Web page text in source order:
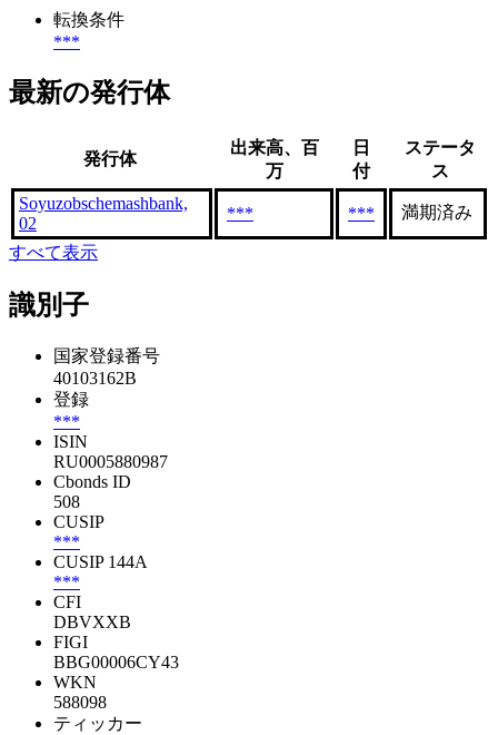
転換条件
***
最新の発行体
発行体
出来高、百
万
日
付
ステータ
ス
Soyuzobschemashbank,
02
*** *** 満期済み
すべて表示
識別子
国家登録番号
40103162B
登録
***
ISIN
RU0005880987
Cbonds ID
508
CUSIP
***
CUSIP 144A
***
CFI
DBVXXB
FIGI
BBG00006CY43
WKN
588098
ティッカー